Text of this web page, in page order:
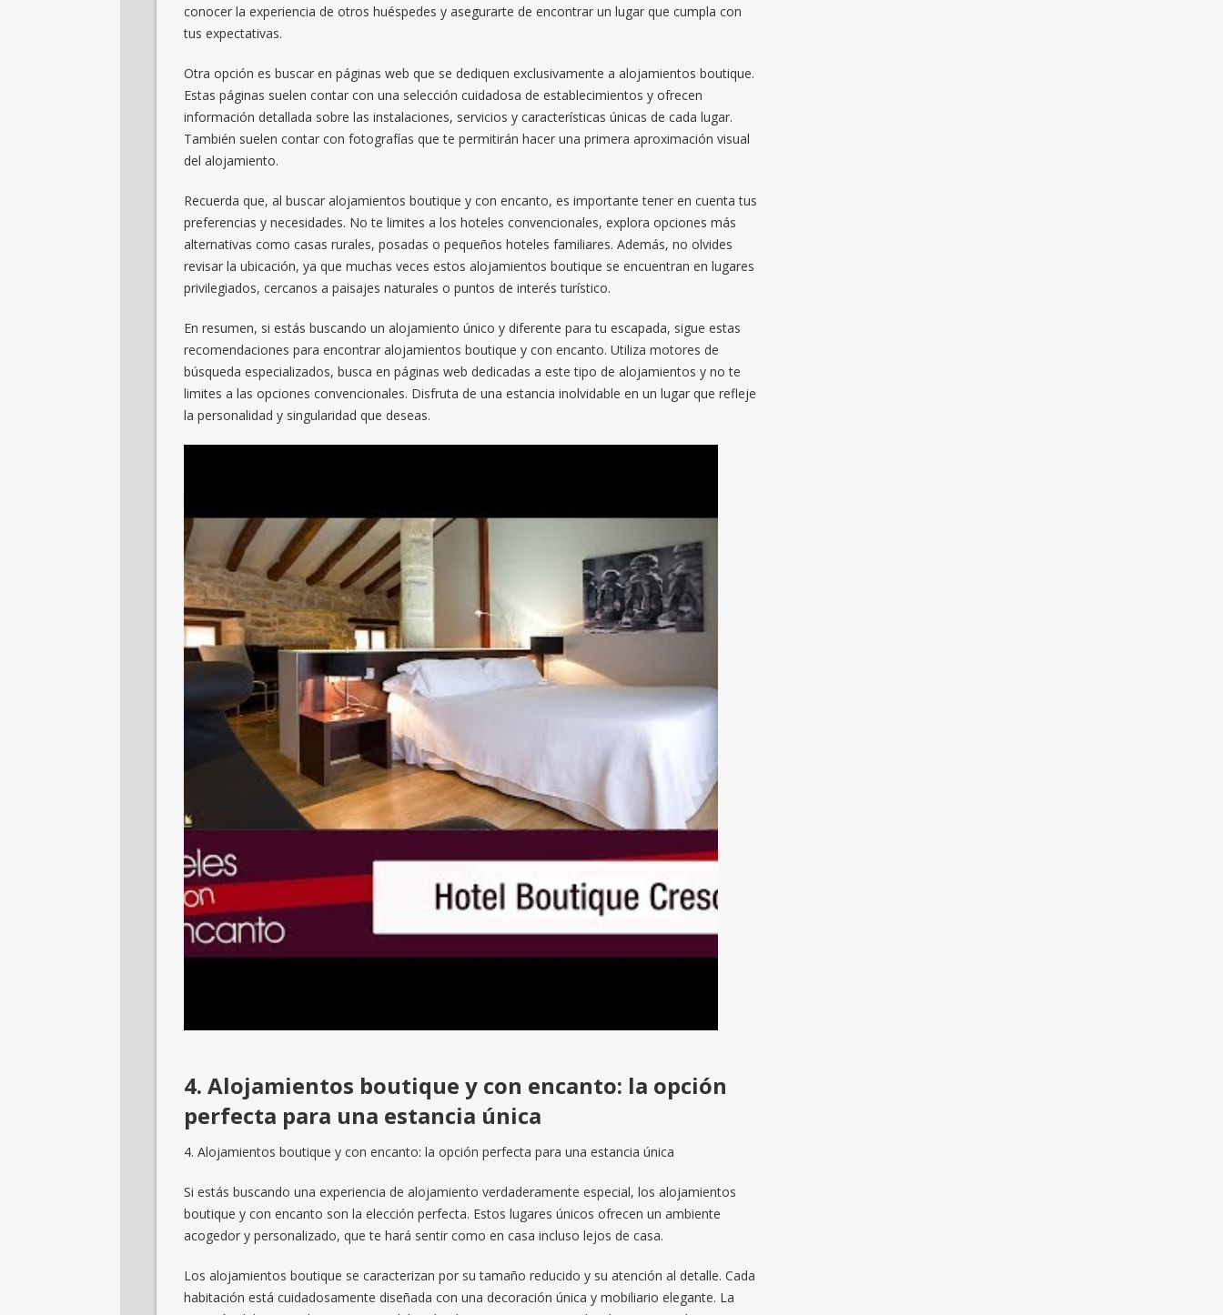
conocer la experiencia de otros huéspedes y asegurarte de encontrar un lugar que cumpla con
tus expectativas.
Otra opción es buscar en páginas web que se dediquen exclusivamente a alojamientos boutique.
Estas páginas suelen contar con una selección cuidadosa de establecimientos y ofrecen
información detallada sobre las instalaciones, servicios y características únicas de cada lugar.
También suelen contar con fotografías que te permitirán hacer una primera aproximación visual
del alojamiento.
Recuerda que, al buscar alojamientos boutique y con encanto, es importante tener en cuenta tus
preferencias y necesidades. No te limites a los hoteles convencionales, explora opciones más
alternativas como casas rurales, posadas o pequeños hoteles familiares. Además, no olvides
revisar la ubicación, ya que muchas veces estos alojamientos boutique se encuentran en lugares
privilegiados, cercanos a paisajes naturales o puntos de interés turístico.
En resumen, si estás buscando un alojamiento único y diferente para tu escapada, sigue estas
recomendaciones para encontrar alojamientos boutique y con encanto. Utiliza motores de
búsqueda especializados, busca en páginas web dedicadas a este tipo de alojamientos y no te
limites a las opciones convencionales. Disfruta de una estancia inolvidable en un lugar que refleje
la personalidad y singularidad que deseas.
4. Alojamientos boutique y con encanto: la opción
perfecta para una estancia única
4. Alojamientos boutique y con encanto: la opción perfecta para una estancia única
Si estás buscando una experiencia de alojamiento verdaderamente especial, los alojamientos
boutique y con encanto son la elección perfecta. Estos lugares únicos ofrecen un ambiente
acogedor y personalizado, que te hará sentir como en casa incluso lejos de casa.
Los alojamientos boutique se caracterizan por su tamaño reducido y su atención al detalle. Cada
habitación está cuidadosamente diseñada con una decoración única y mobiliario elegante. La